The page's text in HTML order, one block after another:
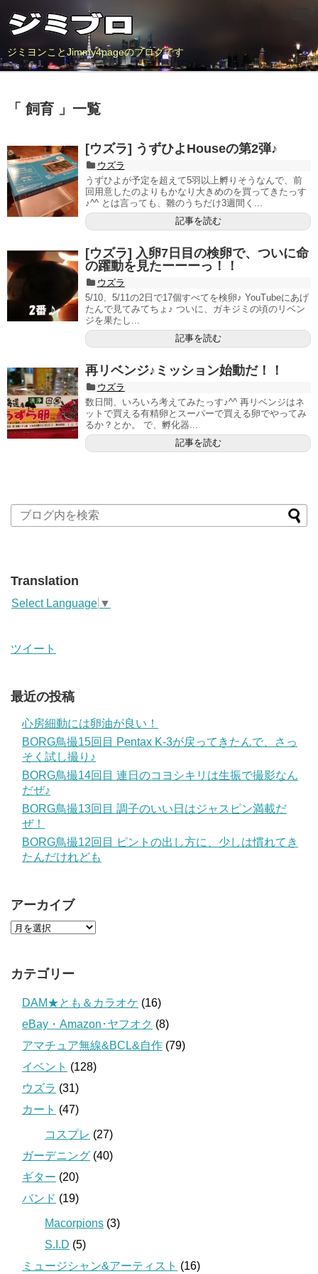
ジミヨンことJimmy4pageのブログです
「 飼育 」一覧
[ウズラ] うずひよHouseの第2弾♪
ウズラ
うずひよが予定を超えて5羽以上孵りそうなんで、前
回用意したのよりもかなり大きめのを買ってきたっす
♪^^ とは言っても、雛のうちだけ3週間く...
記事を読む
[ウズラ] 入卵7日目の検卵で、ついに命
の躍動を見たーーーっ！！
ウズラ
5/10、5/11の2日で17個すべてを検卵♪ YouTubeにあげ
たんで見てみてちょ♪ ついに、ガキジミの頃のリベン
ジを果たし...
記事を読む
再リベンジ♪ミッション始動だ！！
ウズラ
数日間、いろいろ考えてみたっす♪^^ 再リベンジはネ
ットで買える有精卵とスーパーで買える卵でやってみ
るか？とか。 で、孵化器...
記事を読む
Translation
Select Language ▼
ツイート
最近の投稿
心房細動には卵油が良い！
BORG鳥撮15回目 Pentax K-3が戻ってきたんで、さっ
そく試し撮り♪
BORG鳥撮14回目 連日のコヨシキリは生振で撮影なん
だぜ♪
BORG鳥撮13回目 調子のいい日はジャスピン満載だ
ぜ！
BORG鳥撮12回目 ピントの出し方に、少しは慣れてき
たんだけれども
アーカイブ
カテゴリー
DAM★とも＆カラオケ (16)
eBay・Amazon･ヤフオク (8)
アマチュア無線&BCL&自作 (79)
イベント (128)
ウズラ (31)
カート (47)
コスプレ (27)
ガーデニング (40)
ギター (20)
バンド (19)
Macorpions (3)
S.I.D (5)
ミュージシャン&アーティスト (16)